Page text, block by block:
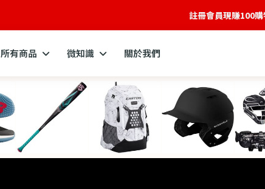
全新網站建構中
所有商品 微知識 關於我們